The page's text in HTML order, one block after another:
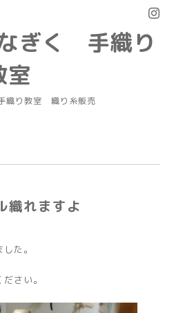
ぎく 手織り
室
織り教室 織り糸販売
織れますよ
た。
さい。